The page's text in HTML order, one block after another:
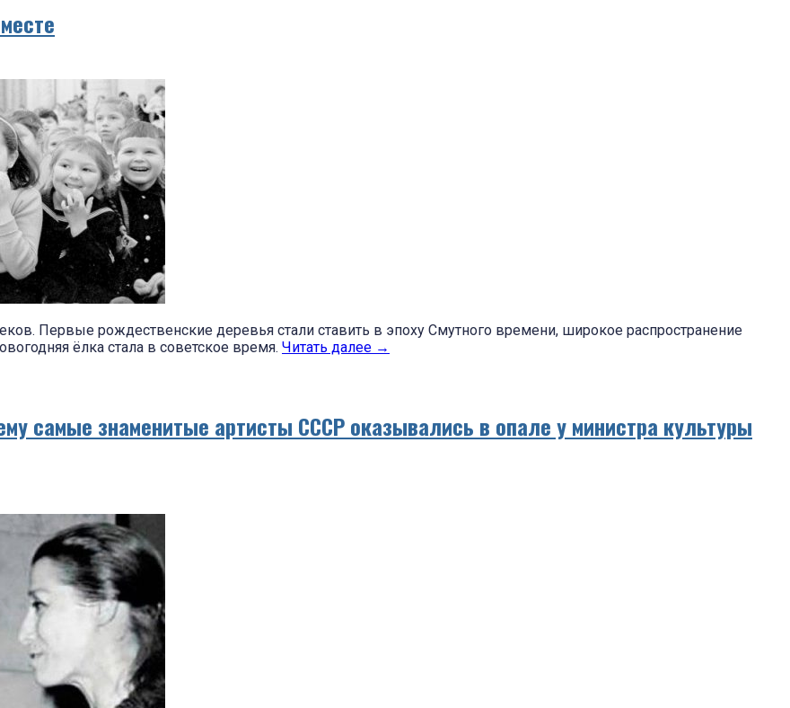
Первые рождественские деревья стали ставить в эпоху Смутного времени, широкое распространение
ёлка стала в советское время. Читать далее →
самые знаменитые артисты СССР оказывались в опале у министра культуры